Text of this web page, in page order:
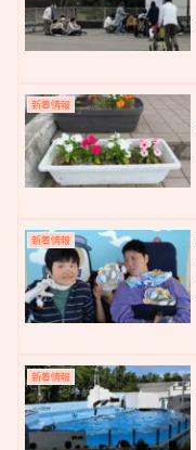
新着情報
新着情報
新着情報